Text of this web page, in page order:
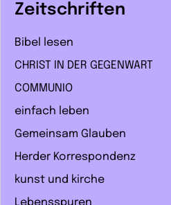
Zeitschriften
Bibel lesen
CHRIST IN DER GEGENWART
COMMUNIO
einfach leben
Gemeinsam Glauben
Herder Korrespondenz
kunst und kirche
Lebensspuren